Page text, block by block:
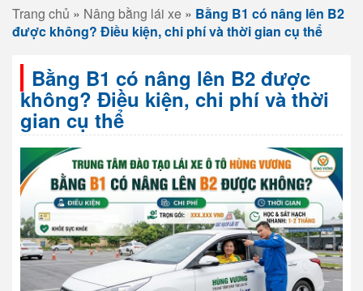
Trang chủ » Nâng bằng lái xe » Bằng B1 có nâng lên B2
được không? Điều kiện, chi phí và thời gian cụ thể
Bằng B1 có nâng lên B2 được
không? Điều kiện, chi phí và thời
gian cụ thể